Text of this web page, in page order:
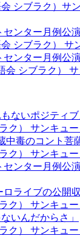
シブラク）サ
ンター月例公演
シブラク） サ
ンター月例公演
会 シブラク）
ないポジティブ
ク） サンキュ
毒のコント菩
ク） サンキュ
ンター月例公演
ライブの公開
ク） サンキュ
いんだからさ」
ク） サンキュ